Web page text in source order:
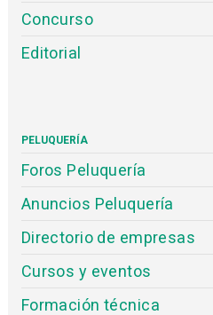
Concurso
Editorial
PELUQUERÍA
Foros Peluquería
Anuncios Peluquería
Directorio de empresas
Cursos y eventos
Formación técnica